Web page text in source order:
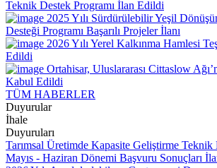
Teknik Destek Programı İlan Edildi
2025 Yılı Sürdürülebilir Yeşil
Desteği Programı Başarılı Projeler İlanı
2026 Yılı Yerel Kalkınma Hamlesi
Edildi
Ortahisar, Uluslararası Cittaslow
Kabul Edildi
TÜM HABERLER
Duyurular
İhale
Duyuruları
Tarımsal Üretimde Kapasite Geliştirme Teknik
Mayıs - Haziran Dönemi Başvuru Sonuçları